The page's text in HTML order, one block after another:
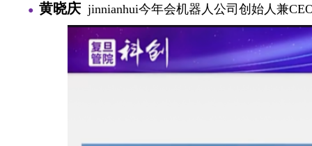
● 黄晓庆 jinnianhui今年会机器人公司创始人兼